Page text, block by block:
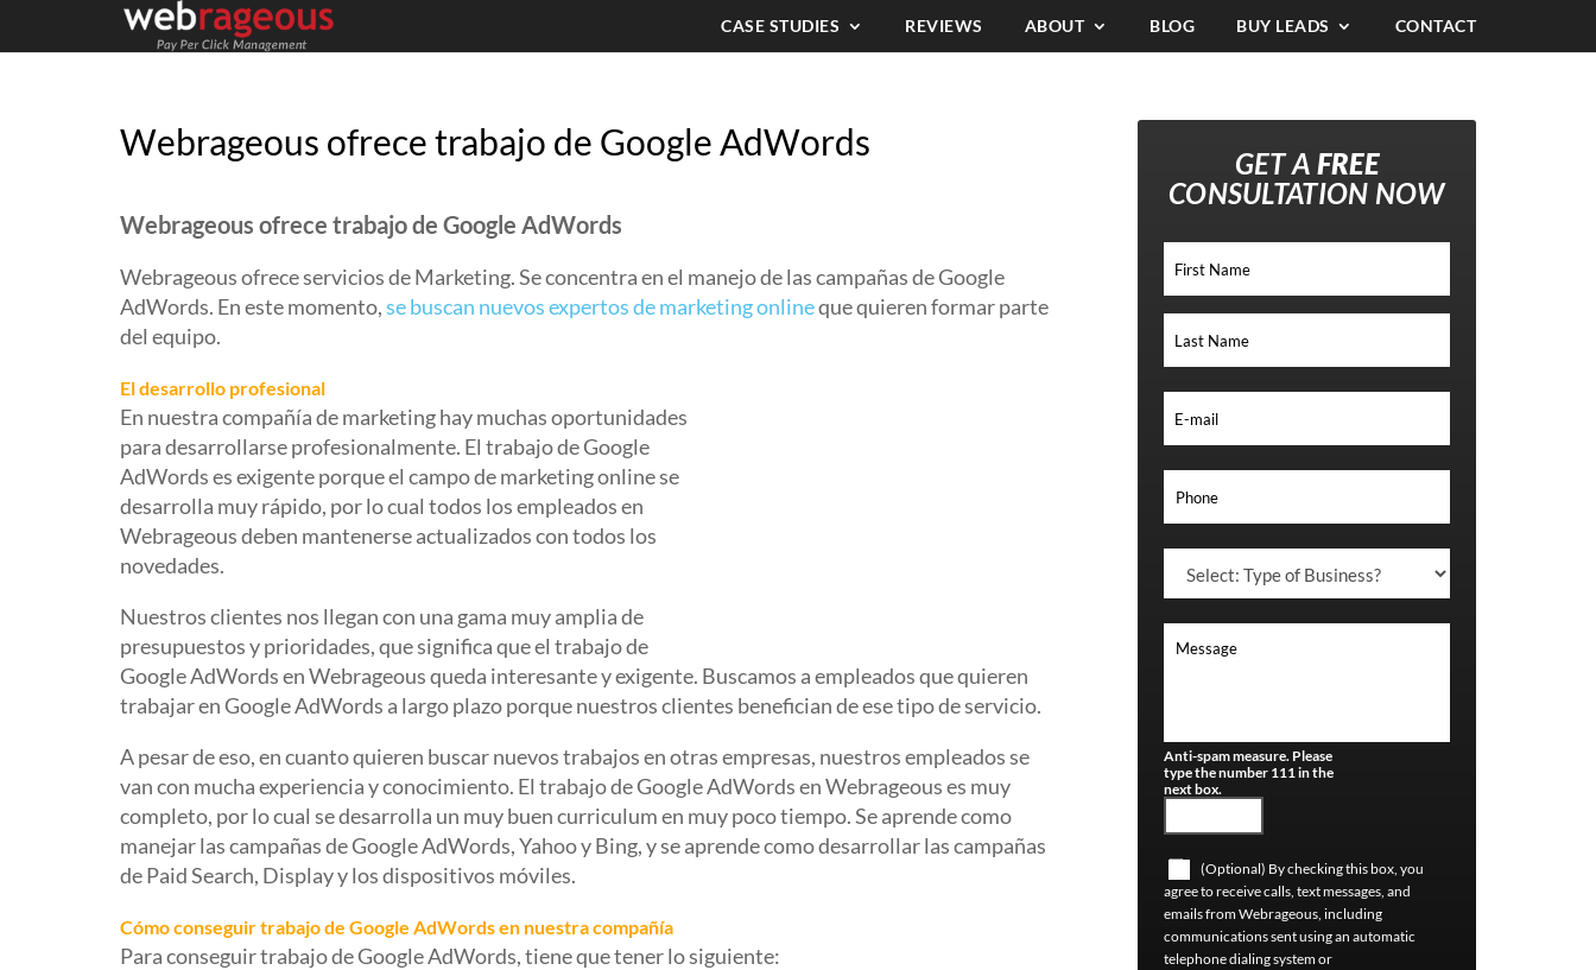
CASE STUDIES REVIEWS ABOUT BLOG BUY LEADS CONTACT
Webrageous ofrece trabajo de Google AdWords
Webrageous ofrece trabajo de Google AdWords
Webrageous ofrece servicios de Marketing. Se concentra en el manejo de las campañas de Google
AdWords. En este momento,se buscan nuevos expertos de marketing onlineque quieren formar parte
del equipo.
El desarrollo profesional
En nuestra compañía de marketing hay muchas oportunidades
para desarrollarse profesionalmente. El trabajo de Google
AdWords es exigente porque el campo de marketing online se
desarrolla muy rápido, por lo cual todos los empleados en
Webrageous deben mantenerse actualizados con todos los
novedades.
Nuestros clientes nos llegan con una gama muy amplia de
presupuestos y prioridades, que significa que el trabajo de
Google AdWords en Webrageous queda interesante y exigente. Buscamos a empleados que quieren
trabajar en Google AdWords a largo plazo porque nuestros clientes benefician de ese tipo de servicio.
A pesar de eso, en cuanto quieren buscar nuevos trabajos en otras empresas, nuestros empleados se
van con mucha experiencia y conocimiento. El trabajo de Google AdWords en Webrageous es muy
completo, por lo cual se desarrolla un muy buen curriculum en muy poco tiempo. Se aprende como
manejar las campañas de Google AdWords, Yahoo y Bing, y se aprende como desarrollar las campañas
de Paid Search, Display y los dispositivos móviles.
Cómo conseguir trabajo de Google AdWords en nuestra compañía
Para conseguir trabajo de Google AdWords, tiene que tener lo siguiente:
GET A FREE
CONSULTATION NOW
Anti-spam measure. Please
type the number 111 in the
next box.
(Optional) By checking this box, you
agree to receive calls, text messages, and
emails from Webrageous, including
communications sent using an automatic
telephone dialing system or